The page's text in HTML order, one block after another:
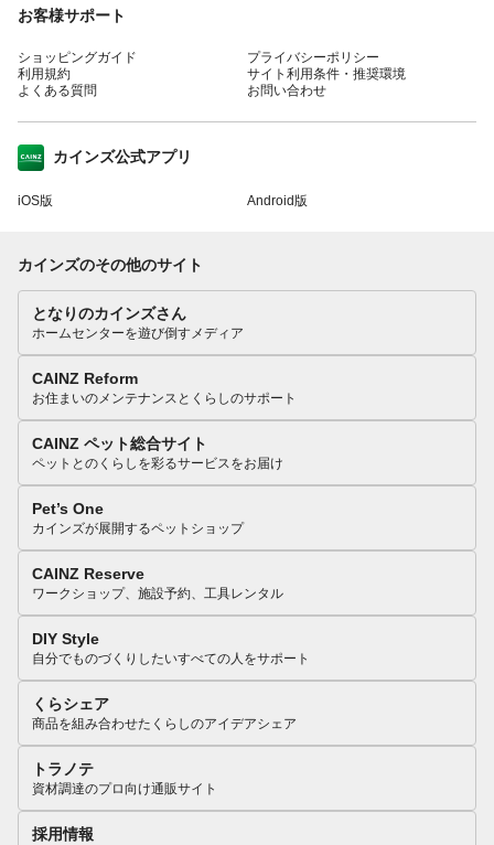
お客様サポート
ショッピングガイド
利用規約
よくある質問
プライバシーポリシー
サイト利用条件・推奨環境
お問い合わせ
カインズ公式アプリ
iOS版 Android版
カインズのその他のサイト
となりのカインズさん
ホームセンターを遊び倒すメディア
CAINZ Reform
お住まいのメンテナンスとくらしのサポート
CAINZ ペット総合サイト
ペットとのくらしを彩るサービスをお届け
Pet’s One
カインズが展開するペットショップ
CAINZ Reserve
ワークショップ、施設予約、工具レンタル
DIY Style
自分でものづくりしたいすべての人をサポート
くらシェア
商品を組み合わせたくらしのアイデアシェア
トラノテ
資材調達のプロ向け通販サイト
採用情報